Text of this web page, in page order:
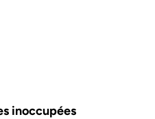
inoccupées